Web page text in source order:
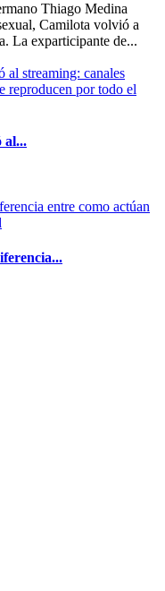
Thiago Medina
Camilota volvió a
La exparticipante de...
al...